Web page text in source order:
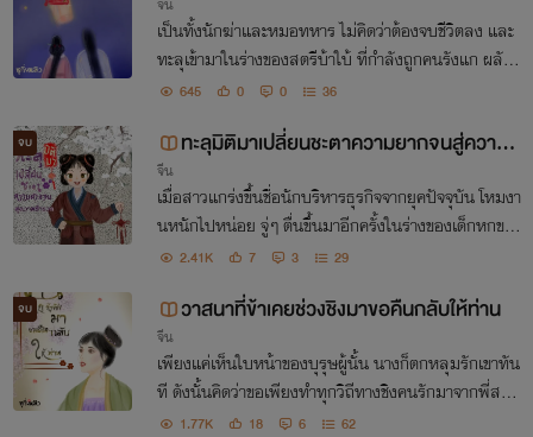
เป็นทั้งนักฆ่าและหมอทหาร ไม่คิดว่าต้องจบชีวิตลง และ
ทะลุเข้ามาในร่างของสตรีบ้าใบ้ ที่กำลังถูกคนรังแก ผลัก
ลงสระน้ำยังไม่พอยังจะกดหัวให้นางหายใจไม่ออก
645 0 0 36
จบ
ทะลุมิติมาเปลี่ยนชะตาความยากจนสู่ความ
จีน
เมื่อสาวแกร่งขึ้นชื่อนักบริหารธุรกิจจากยุคปัจจุบัน โหมงา
นหนักไปหน่อย จู่ๆ ตื่นขึ้นมาอีกครั้งในร่างของเด็กหกขว
บ ที่มีชะตายากจน แม้แต่ข้าวสารจะกรอกหม้อก็ยังไม่มีให้
2.41K 7 3 29
จบ วาสนาที่ข้าเคยช่วงชิงมาขอคืนกลับให้ท่าน
จีน
เพียงแค่เห็นใบหน้าของบุรุษผู้นั้น นางก็ตกหลุมรักเขาทัน
ที ดังนั้นคิดว่าขอเพียงทำทุกวิถีทางชิงคนรักมาจากพี่สาว
ต่างมารดา เขาจะรักข้า ทว่านางกับคิดผิดไป พอนางแต่งง
1.77K 18 6 62